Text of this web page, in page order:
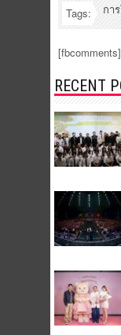
Tags: กา
[fbcomments]
RECENT